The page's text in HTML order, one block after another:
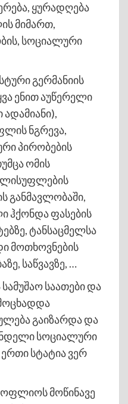
ყურადღება
მიმართ,
სოციალური
გერმანიის
ენით აუწერელი
ნგრევა,
პირობების
ომის
განმავლობაში,
ჰქონდა ფასების
ტანსაცმელსა
მოთხოვნების
საწვავზე, …
საათები და
გაიზარდა და
სოციალური
სტატია ვერ
მოწინავე